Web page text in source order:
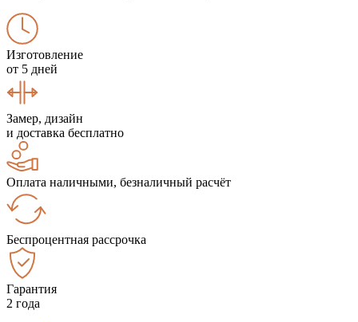
Изготовление
от 5 дней
Замер, дизайн
и доставка бесплатно
Оплата наличными, безналичный расчёт
Беспроцентная рассрочка
Гарантия
2 года